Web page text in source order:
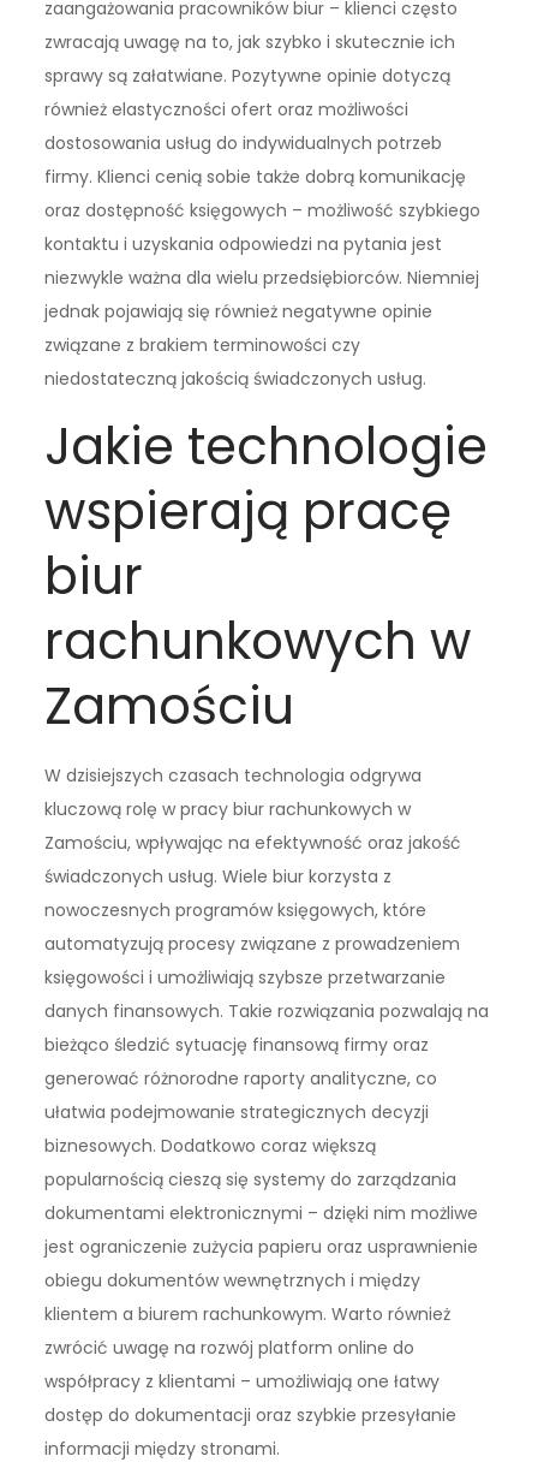
zaangażowania pracowników biur – klienci często
zwracają uwagę na to, jak szybko i skutecznie ich
sprawy są załatwiane. Pozytywne opinie dotyczą
również elastyczności ofert oraz możliwości
dostosowania usług do indywidualnych potrzeb
firmy. Klienci cenią sobie także dobrą komunikację
oraz dostępność księgowych – możliwość szybkiego
kontaktu i uzyskania odpowiedzi na pytania jest
niezwykle ważna dla wielu przedsiębiorców. Niemniej
jednak pojawiają się również negatywne opinie
związane z brakiem terminowości czy
niedostateczną jakością świadczonych usług.
Jakie technologie
wspierają pracę
biur
rachunkowych w
Zamościu
W dzisiejszych czasach technologia odgrywa
kluczową rolę w pracy biur rachunkowych w
Zamościu, wpływając na efektywność oraz jakość
świadczonych usług. Wiele biur korzysta z
nowoczesnych programów księgowych, które
automatyzują procesy związane z prowadzeniem
księgowości i umożliwiają szybsze przetwarzanie
danych finansowych. Takie rozwiązania pozwalają na
bieżąco śledzić sytuację finansową firmy oraz
generować różnorodne raporty analityczne, co
ułatwia podejmowanie strategicznych decyzji
biznesowych. Dodatkowo coraz większą
popularnością cieszą się systemy do zarządzania
dokumentami elektronicznymi – dzięki nim możliwe
jest ograniczenie zużycia papieru oraz usprawnienie
obiegu dokumentów wewnętrznych i między
klientem a biurem rachunkowym. Warto również
zwrócić uwagę na rozwój platform online do
współpracy z klientami – umożliwiają one łatwy
dostęp do dokumentacji oraz szybkie przesyłanie
informacji między stronami.